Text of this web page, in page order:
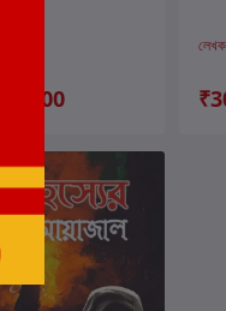
₹333.00